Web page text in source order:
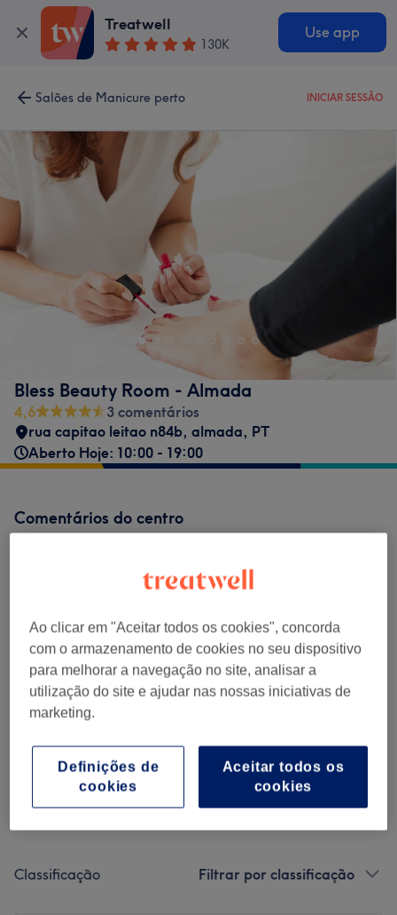
Treatwell
130K
Use app
Salões de Manicure perto INICIAR SESSÃO
Bless Beauty Room - Almada
4,6
3 comentários
rua capitao leitao n84b, almada, PT
Aberto Hoje: 10:00 - 19:00
Comentários do centro
Ambiente
Limpeza
Empregados
Classificação Filtrar por classificação
Ao clicar em "Aceitar todos os cookies", concorda
com o armazenamento de cookies no seu dispositivo
para melhorar a navegação no site, analisar a
utilização do site e ajudar nas nossas iniciativas de
marketing.
Aceitar todos os
cookies
Definições de
cookies